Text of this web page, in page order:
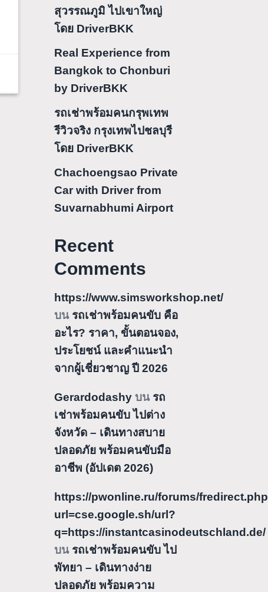
สุวรรณภูมิ ไปเขาใหญ่
โดย DriverBKK
Real Experience from
Bangkok to Chonburi
by DriverBKK
รถเช่าพร้อมคนกรุพเทพ
รีวิวจริง กรุงเทพไปชลบุรี
โดย DriverBKK
Chachoengsao Private
Car with Driver from
Suvarnabhumi Airport
Recent
Comments
https://www.simsworkshop.net/
บน รถเช่าพร้อมคนขับ คือ
อะไร? ราคา, ขั้นตอนจอง,
ประโยชน์ และคำแนะนำ
จากผู้เชี่ยวชาญ ปี 2026
Gerardodashyบน รถ
เช่าพร้อมคนขับ ไปต่าง
จังหวัด – เดินทางสบาย
ปลอดภัย พร้อมคนขับมือ
อาชีพ (อัปเดต 2026)
https://pwonline.ru/forums/
url=cse.google.sh/url?
q=https://instantcasinodeutschland.de/
บน รถเช่าพร้อมคนขับ ไป
พัทยา – เดินทางง่าย
ปลอดภัย พร้อมความ